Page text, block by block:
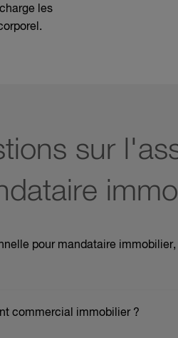
les
sur
pour mandataire
pour laquelle, depuis la loi
commercial immobilier ?